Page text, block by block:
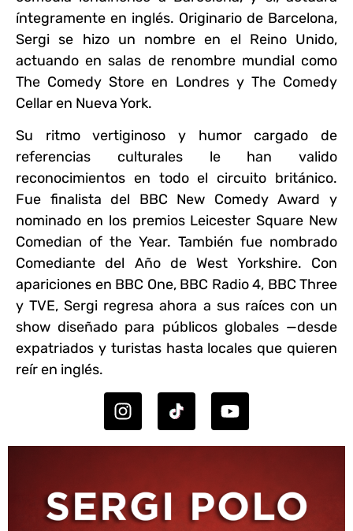
íntegramente en inglés. Originario de Barcelona,
Sergi se hizo un nombre en el Reino Unido,
actuando en salas de renombre mundial como
The Comedy Store en Londres y The Comedy
Cellar en Nueva York.
Su ritmo vertiginoso y humor cargado de
referencias culturales le han valido
reconocimientos en todo el circuito británico.
Fue finalista del BBC New Comedy Award y
nominado en los premios Leicester Square New
Comedian of the Year. También fue nombrado
Comediante del Año de West Yorkshire. Con
apariciones en BBC One, BBC Radio 4, BBC Three
y TVE, Sergi regresa ahora a sus raíces con un
show diseñado para públicos globales —desde
expatriados y turistas hasta locales que quieren
reír en inglés.